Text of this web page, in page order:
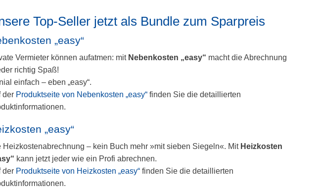
Top-Seller jetzt als Bundle zum Sparpreis
„easy“
Vermieter können aufatmen: mit Nebenkosten „easy“ macht die Abrechnung
richtig Spaß!
einfach – eben „easy“.
der Produktseite von Nebenkosten „easy“ finden Sie die detaillierten
„easy“
Heizkostenabrechnung – kein Buch mehr »mit sieben Siegeln«. Mit Heizkosten
kann jetzt jeder wie ein Profi abrechnen.
der Produktseite von Heizkosten „easy“ finden Sie die detaillierten